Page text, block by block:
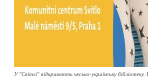
У "Світлі" відкривають чесько-українську